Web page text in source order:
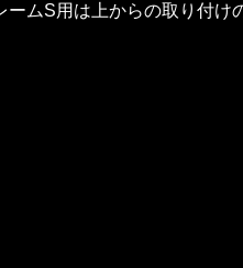
ムS用は上からの取り付け